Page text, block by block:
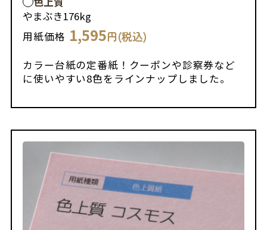
やまぶき176kg
用紙価格 1,595円(税込)
カラー台紙の定番紙！クーポンや診察券など
に使いやすい8色をラインナップしました。